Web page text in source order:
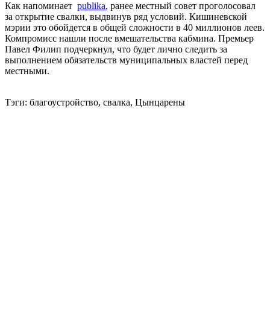
Как напоминает publika, ранее местный совет проголосовал
за открытие свалки, выдвинув ряд условий. Кишиневской
мэрии это обойдется в общей сложности в 40 миллионов леев.
Компромисс нашли после вмешательства кабмина. Премьер
Павел Филип подчеркнул, что будет лично следить за
выполнением обязательств муниципальных властей перед
местными.
Тэги: благоустройство, свалка, Цынцарены